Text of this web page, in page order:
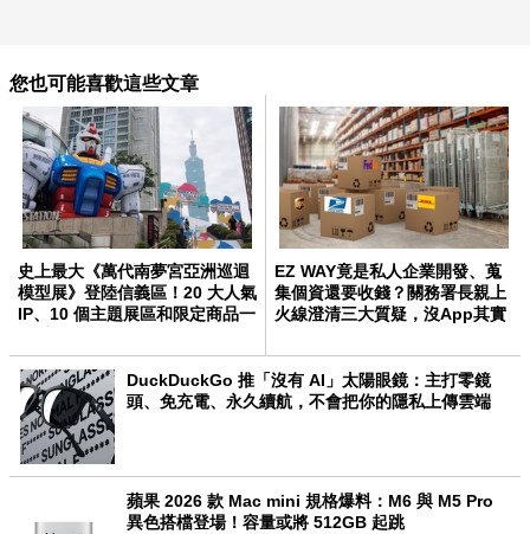
您也可能喜歡這些文章
史上最大《萬代南夢宮亞洲巡迴
模型展》登陸信義區！20 大人氣
IP、10 個主題展區和限定商品一
EZ WAY竟是私人企業開發、蒐
集個資還要收錢？關務署長親上
火線澄清三大質疑，沒App其實
DuckDuckGo 推「沒有 AI」太陽眼鏡：主打零鏡
頭、免充電、永久續航，不會把你的隱私上傳雲端
蘋果 2026 款 Mac mini 規格爆料：M6 與 M5 Pro
異色搭檔登場！容量或將 512GB 起跳